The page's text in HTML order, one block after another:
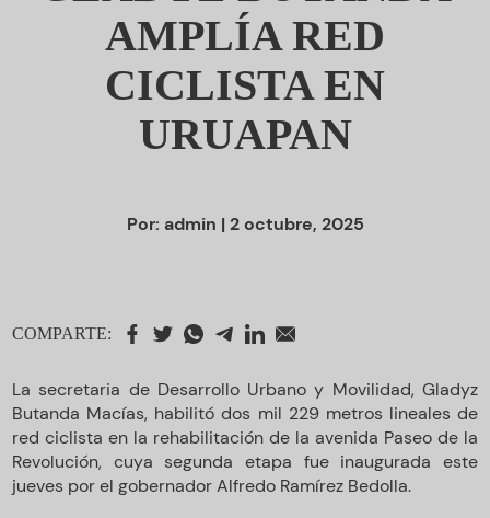
AMPLÍA RED
CICLISTA EN
URUAPAN
Por: admin | 2 octubre, 2025
COMPARTE:
La secretaria de Desarrollo Urbano y Movilidad, Gladyz
Butanda Macías, habilitó dos mil 229 metros lineales de
red ciclista en la rehabilitación de la avenida Paseo de la
Revolución, cuya segunda etapa fue inaugurada este
jueves por el gobernador Alfredo Ramírez Bedolla.